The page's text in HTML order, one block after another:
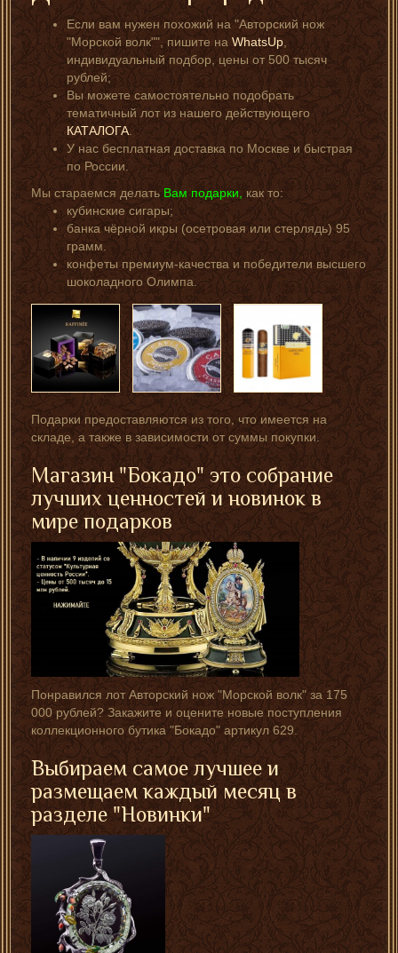
Если вам нужен похожий на "Авторский нож
"Морской волк"", пишите наWhatsUp,
индивидуальный подбор, цены от 500 тысяч
рублей;
Вы можете самостоятельно подобрать
тематичный лот из нашего действующего
КАТАЛОГА.
У нас бесплатная доставка по Москве и быстрая
по России.
Мы стараемся делатьВам подарки, как то:
кубинские сигары;
банка чёрной икры (осетровая или стерлядь) 95
грамм.
конфеты премиум-качества и победители высшего
шоколадного Олимпа.
Подарки предоставляются из того, что имеется на
складе, а также в зависимости от суммы покупки.
Магазин "Бокадо" это собрание
лучших ценностей и новинок в
мире подарков
Понравился лот Авторский нож "Морской волк" за 175
000 рублей? Закажите и оцените новые поступления
коллекционного бутика "Бокадо" артикул 629.
Выбираем самое лучшее и
размещаем каждый месяц в
разделе "Новинки"